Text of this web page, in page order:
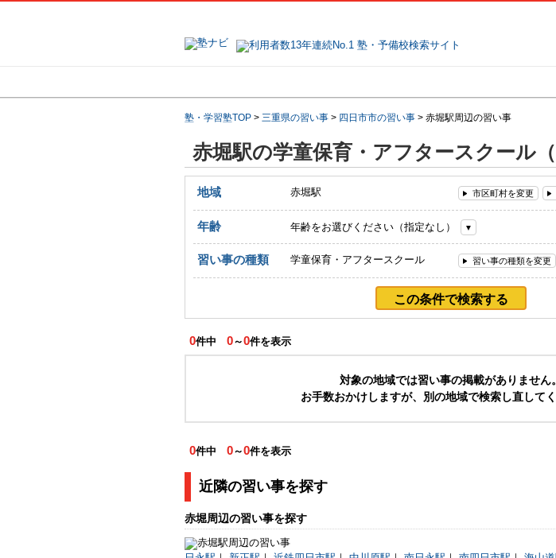
塾・学習塾TOP > 三重県の習い事 > 四日市市の習い事 > 赤堀駅周辺の習い事
赤堀駅の学童保育・アフタースクール（
地域 赤堀駅 市区町村を変更
年齢 年齢をお選びください（指定なし）
習い事の種類 学童保育・アフタースクール 習い事の種類を変更
この条件で検索する
0件中 0～0件を表示
対象の地域では習い事の掲載がありません。
お手数おかけしますが、別の地域で検索し直してく
0件中 0～0件を表示
近隣の習い事を探す
赤堀周辺の習い事を探す